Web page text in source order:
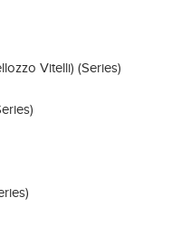
Vitelli) (Series)